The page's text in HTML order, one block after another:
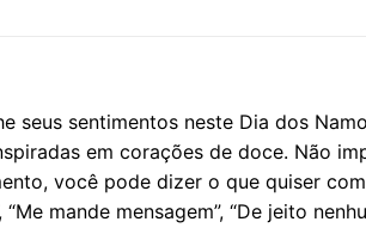
seus sentimentos neste Dia dos
em corações de doce. Não
você pode dizer o que quiser
“Me mande mensagem”, “De jeito